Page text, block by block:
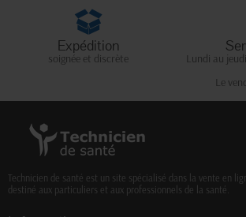
Expédition
soignée et discrète
Lundi au
Le
Technicien de santé est un site spécialisé dans la vente en
destiné aux particuliers et aux professionnels de la santé.